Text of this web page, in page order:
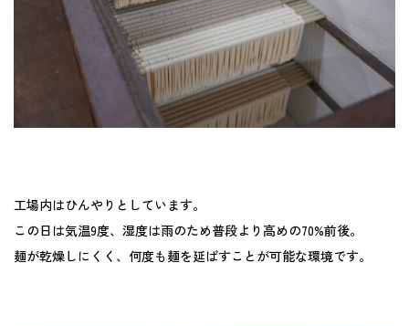
工場内はひんやりとしています。
この日は気温9度、湿度は雨のため普段より高めの70%前後。
麺が乾燥しにくく、何度も麺を延ばすことが可能な環境です。